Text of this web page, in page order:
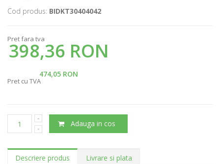
Cod produs: BIDKT30404042
Pret fara tva
398,36 RON
474,05 RON
Pret cu TVA
Adauga in cos
Descriere produs Livrare si plata